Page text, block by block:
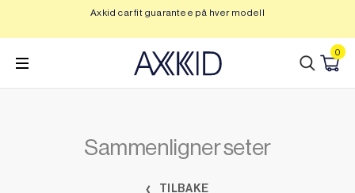
innhold
Axkid car fit guarantee på hver modell
0
Sammenligner seter
TILBAKE